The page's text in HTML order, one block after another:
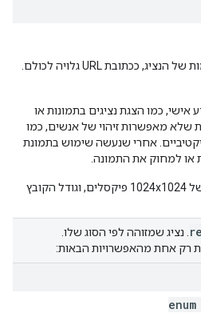
זה שינוי אופציונלי. תמונת הדמות של הנציג, ככתובת URL גלויה לכולם.
אישי, כמו הצגת נציגים בתמונות או
שלא מאפשרות זיהוי של אנשים, כמו
אחרי שנעשה שימוש בתמונת
או למחוק את התמונה.
התמונות צריכות להיות בגודל של 1024x1024 פיקסלים, וגודל הקובץ
. נציג שמזוהה לפי הסוג שלו.
רק אחת מהאפשרויות הבאות: